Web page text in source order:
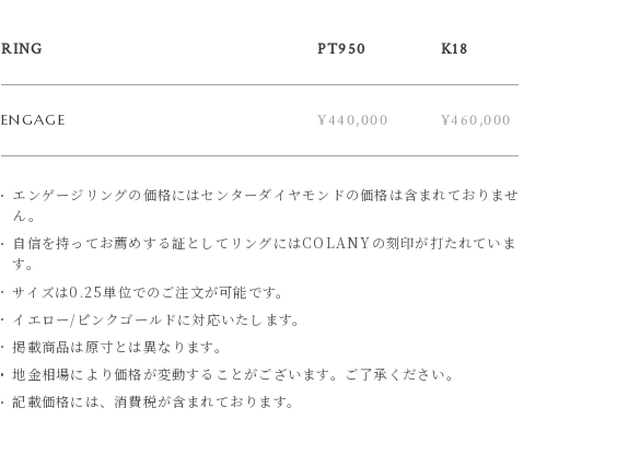
RING PT950 K18
ENGAGE ¥440,000 ¥460,000
エンゲージリングの価格にはセンターダイヤモンドの価格は含まれておりませ
ん。
自信を持ってお薦めする証としてリングにはCOLANYの刻印が打たれていま
す。
サイズは0.25単位でのご注文が可能です。
イエロー/ピンクゴールドに対応いたします。
掲載商品は原寸とは異なります。
地金相場により価格が変動することがございます。ご了承ください。
記載価格には、消費税が含まれております。